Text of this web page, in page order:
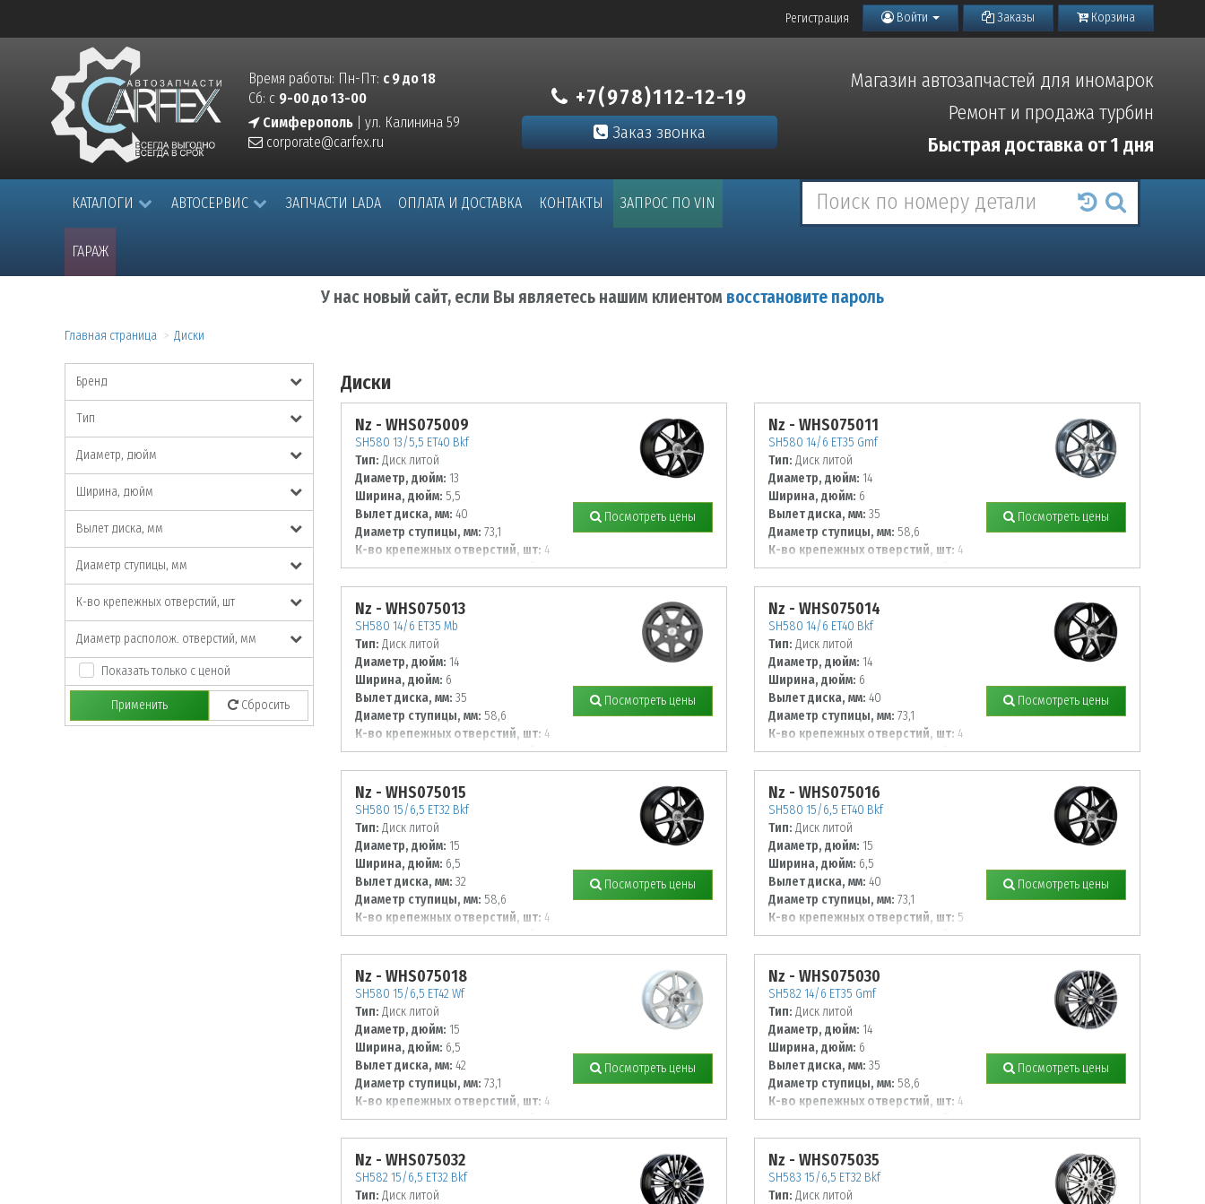
Регистрация Войти Заказы Корзина
Время работы: Пн-Пт: с 9 до 18
Сб: с 9-00 до 13-00
Симферополь | ул. Калинина 59
corporate@carfex.ru
+7(978)112-12-19
Заказ звонка
Магазин автозапчастей для иномарок
Ремонт и продажа турбин
Быстрая доставка от 1 дня
КАТАЛОГИ АВТОСЕРВИС ЗАПЧАСТИ LADA ОПЛАТА И ДОСТАВКА КОНТАКТЫ ЗАПРОС ПО VIN
ГАРАЖ
У нас новый сайт, если Вы являетесь нашим клиентом восстановите пароль
Главная страница Диски
Бренд
Тип
Диаметр, дюйм
Ширина, дюйм
Вылет диска, мм
Диаметр ступицы, мм
К-во крепежных отверстий, шт
Диаметр располож. отверстий, мм
Показать только с ценой
Применить Сбросить
Диски
Nz - WHS075009
SH580 13/5,5 ET40 Bkf
Тип: Диск литой
Диаметр, дюйм: 13
Ширина, дюйм: 5,5
Вылет диска, мм: 40
Диаметр ступицы, мм: 73,1
К-во крепежных отверстий, шт: 4
Диаметр располож. отверстий, мм:
100
Посмотреть цены
Nz - WHS075011
SH580 14/6 ET35 Gmf
Тип: Диск литой
Диаметр, дюйм: 14
Ширина, дюйм: 6
Вылет диска, мм: 35
Диаметр ступицы, мм: 58,6
К-во крепежных отверстий, шт: 4
Диаметр располож. отверстий, мм:
98
Посмотреть цены
Nz - WHS075013
SH580 14/6 ET35 Mb
Тип: Диск литой
Диаметр, дюйм: 14
Ширина, дюйм: 6
Вылет диска, мм: 35
Диаметр ступицы, мм: 58,6
К-во крепежных отверстий, шт: 4
Диаметр располож. отверстий, мм:
98
Посмотреть цены
Nz - WHS075014
SH580 14/6 ET40 Bkf
Тип: Диск литой
Диаметр, дюйм: 14
Ширина, дюйм: 6
Вылет диска, мм: 40
Диаметр ступицы, мм: 73,1
К-во крепежных отверстий, шт: 4
Диаметр располож. отверстий, мм:
100
Посмотреть цены
Nz - WHS075015
SH580 15/6,5 ET32 Bkf
Тип: Диск литой
Диаметр, дюйм: 15
Ширина, дюйм: 6,5
Вылет диска, мм: 32
Диаметр ступицы, мм: 58,6
К-во крепежных отверстий, шт: 4
Диаметр располож. отверстий, мм:
98
Посмотреть цены
Nz - WHS075016
SH580 15/6,5 ET40 Bkf
Тип: Диск литой
Диаметр, дюйм: 15
Ширина, дюйм: 6,5
Вылет диска, мм: 40
Диаметр ступицы, мм: 73,1
К-во крепежных отверстий, шт: 5
Диаметр располож. отверстий, мм:
100
Посмотреть цены
Nz - WHS075018
SH580 15/6,5 ET42 Wf
Тип: Диск литой
Диаметр, дюйм: 15
Ширина, дюйм: 6,5
Вылет диска, мм: 42
Диаметр ступицы, мм: 73,1
К-во крепежных отверстий, шт: 4
Диаметр располож. отверстий, мм:
100
Посмотреть цены
Nz - WHS075030
SH582 14/6 ET35 Gmf
Тип: Диск литой
Диаметр, дюйм: 14
Ширина, дюйм: 6
Вылет диска, мм: 35
Диаметр ступицы, мм: 58,6
К-во крепежных отверстий, шт: 4
Диаметр располож. отверстий, мм:
98
Посмотреть цены
Nz - WHS075032
SH582 15/6,5 ET32 Bkf
Тип: Диск литой
Nz - WHS075035
SH583 15/6,5 ET32 Bkf
Тип: Диск литой